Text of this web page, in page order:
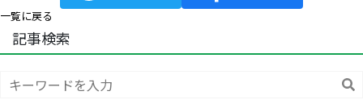
一覧に戻る
記事検索